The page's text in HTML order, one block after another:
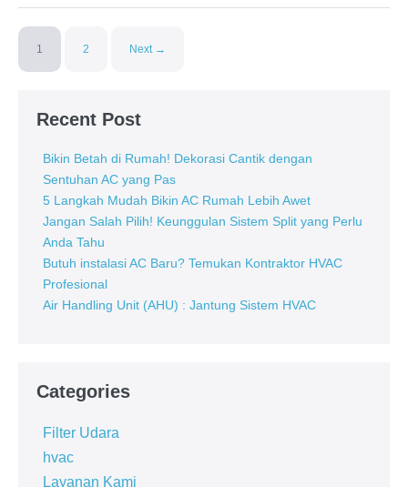
(AHU)
Sistem
1 2 Next →
Recent Post
Bikin Betah di Rumah! Dekorasi Cantik dengan
Sentuhan AC yang Pas
5 Langkah Mudah Bikin AC Rumah Lebih Awet
Jangan Salah Pilih! Keunggulan Sistem Split yang Perlu
Anda Tahu
Butuh instalasi AC Baru? Temukan Kontraktor HVAC
Profesional
Air Handling Unit (AHU) : Jantung Sistem HVAC
Categories
Filter Udara
hvac
Layanan Kami